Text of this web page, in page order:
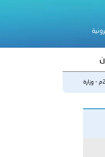
مصر ــ 1445/05/13هــ الموافق 2023/11/27م - وزارة